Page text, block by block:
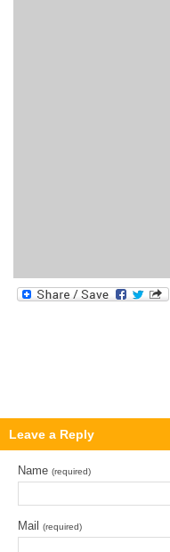
Leave a Reply
Name (required)
Mail (required)